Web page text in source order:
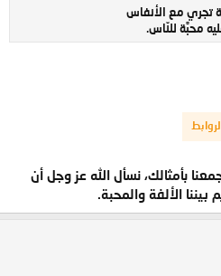
تجري مع الأنفاس
محبَّة للنّاس.
بأمثالك، نسأل الله عز وجل أن
الألفة والمحبة.